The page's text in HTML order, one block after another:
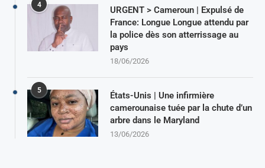
4
URGENT > Cameroun | Expulsé de
France: Longue Longue attendu par
la police dès son atterrissage au
pays
18/06/2026
5
États-Unis | Une infirmière
camerounaise tuée par la chute d’un
arbre dans le Maryland
13/06/2026